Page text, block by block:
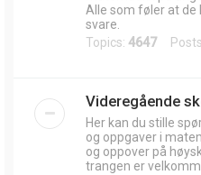
Alle som føler at de
svare.
Topics: 4647
Videregående
Her kan du stille
og oppgaver i
og oppover på
trangen er